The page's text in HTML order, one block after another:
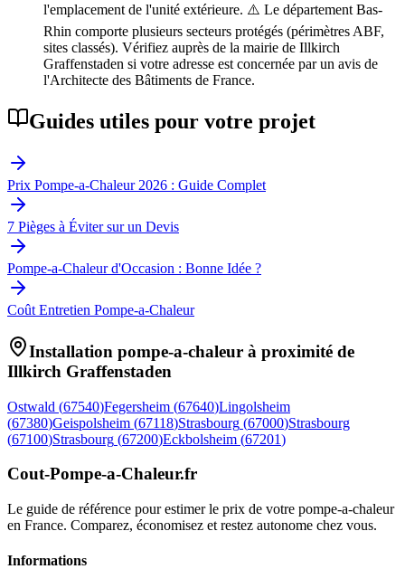
l'emplacement de l'unité extérieure. ⚠️ Le département Bas-
Rhin comporte plusieurs secteurs protégés (périmètres ABF,
sites classés). Vérifiez auprès de la mairie de Illkirch
Graffenstaden si votre adresse est concernée par un avis de
l'Architecte des Bâtiments de France.
Guides utiles pour votre projet
Prix Pompe-a-Chaleur 2026 : Guide Complet
7 Pièges à Éviter sur un Devis
Pompe-a-Chaleur d'Occasion : Bonne Idée ?
Coût Entretien Pompe-a-Chaleur
Installation pompe-a-chaleur à proximité de
Illkirch Graffenstaden
Ostwald (67540)Fegersheim (67640)Lingolsheim
(67380)Geispolsheim (67118)Strasbourg (67000)Strasbourg
(67100)Strasbourg (67200)Eckbolsheim (67201)
Cout-Pompe-a-Chaleur.fr
Le guide de référence pour estimer le prix de votre pompe-a-chaleur
en France. Comparez, économisez et restez autonome chez vous.
Informations